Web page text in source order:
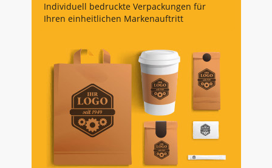
Individuell bedruckte Verpackungen für
Ihren einheitlichen Markenauftritt